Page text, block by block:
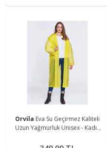
Orvila Eva Su Geçirmez Kaliteli
Uzun Yağmurluk Unisex - Kadın
Beden